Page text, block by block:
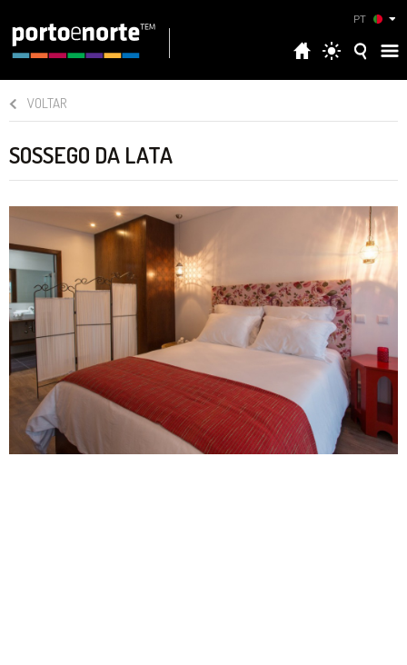
PT
VOLTAR
SOSSEGO DA LATA